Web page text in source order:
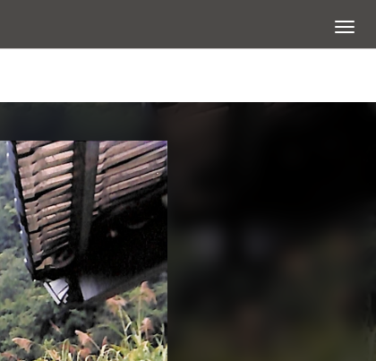
展開選
查看大圖